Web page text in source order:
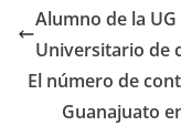
o
k
Alumno de la
Universitario de
El número de
Guanajuato